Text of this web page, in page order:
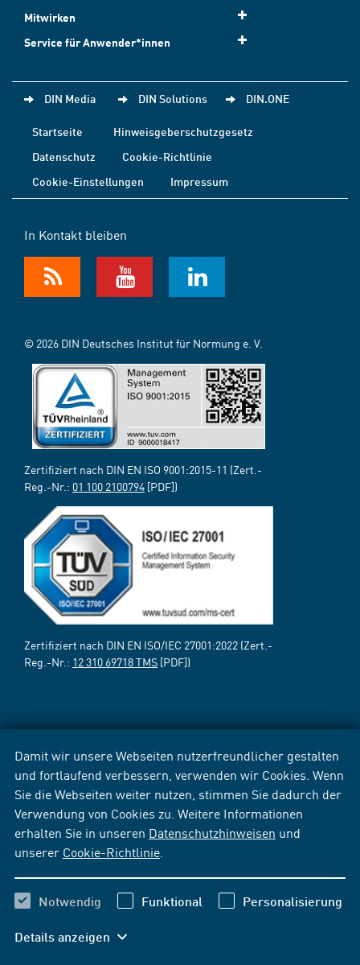
Damit wir unsere Webseiten nutzerfreundlicher gestalten
und fortlaufend verbessern, verwenden wir Cookies. Wenn
Sie die Webseiten weiter nutzen, stimmen Sie dadurch der
Verwendung von Cookies zu. Weitere Informationen
erhalten Sie in unseren Datenschutzhinweisen und
unserer Cookie-Richtlinie
Notwendig Funktional Personalisierung
Details anzeigen
Mitwirken
Service für Anwender*innen
DIN Media DIN Solutions DIN.ONE
Startseite
Hinweisgeberschutzgesetz
Datenschutz
Cookie-Richtlinie
Cookie-Einstellungen
Impressum
In Kontakt bleiben
© 2026 DIN Deutsches Institut für Normung e. V.
Zertifiziert nach DIN EN ISO 9001:2015-11 (Zert.-
Reg.-Nr.: 01 100 2100794 [PDF])
Zertifiziert nach DIN EN ISO/IEC 27001:2022 (Zert.-
Reg.-Nr.: 12 310 69718 TMS [PDF])